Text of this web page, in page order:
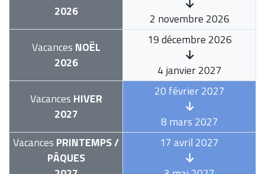
2026
2 novembre 2026
Vacances NOËL
2026
19 décembre 2026
4 janvier 2027
Vacances HIVER
2027
20 février 2027
8 mars 2027
Vacances PRINTEMPS /
PÂQUES
17 avril 2027